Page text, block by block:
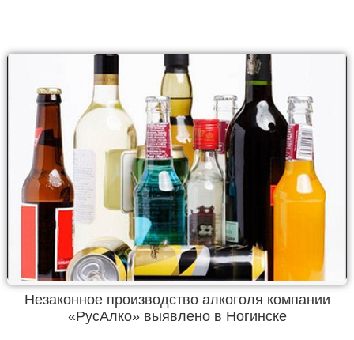
Незаконное производство алкоголя компании
«РусАлко» выявлено в Ногинске